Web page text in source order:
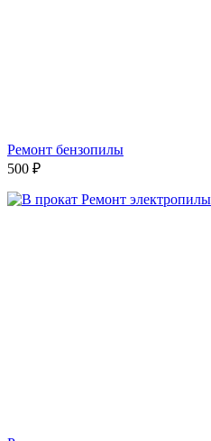
Ремонт бензопилы
500 ₽